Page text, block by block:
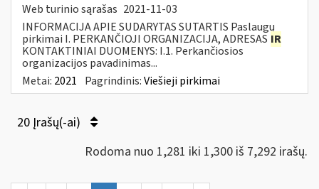
Web turinio sąrašas 2021-11-03
INFORMACIJA APIE SUDARYTAS SUTARTIS Paslaugų
pirkimai I. PERKANČIOJI ORGANIZACIJA, ADRESAS IR
KONTAKTINIAI DUOMENYS: I.1. Perkančiosios
organizacijos pavadinimas...
Metai: 2021 Pagrindinis:Viešieji pirkimai
20 Įrašų(-ai)
Rodoma nuo 1,281 iki 1,300 iš 7,292 irašų.